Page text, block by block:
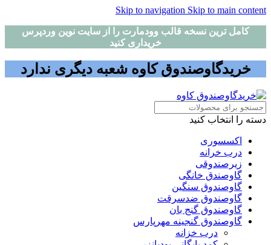
Skip to navigation Skip to main content
کامل ترین نسخه قالب وودمارت را از سایت نوین وردپرس
خریداری کنید
خریدگاوصندوق کاوه شعبه دیگری ندارد
دسته را انتخاب کنید
اکسسوری
درب خرانه
زیرصندوقی
گاوصندق خانگی
گاوصندوق سنگین
گاوصندوق ضدسرقت
گاوصندوق گنج بان
گاوصندوق گنجینه مهرپارس
درب خزانه